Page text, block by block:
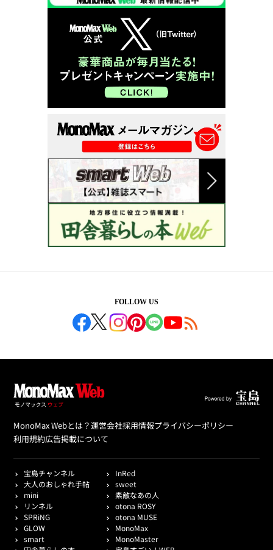
FOLLOW US
MonoMax Webとは？運営会社採用情報プライバシーポリシー
利用規約広告掲載について
宝島チャンネル
InRed
大人のおしゃれ手帖
sweet
mini
素敵なあの人
リンネル
otona ROSY
SPRiNG
otona MUSE
GLOW
MonoMax
smart
MonoMaster